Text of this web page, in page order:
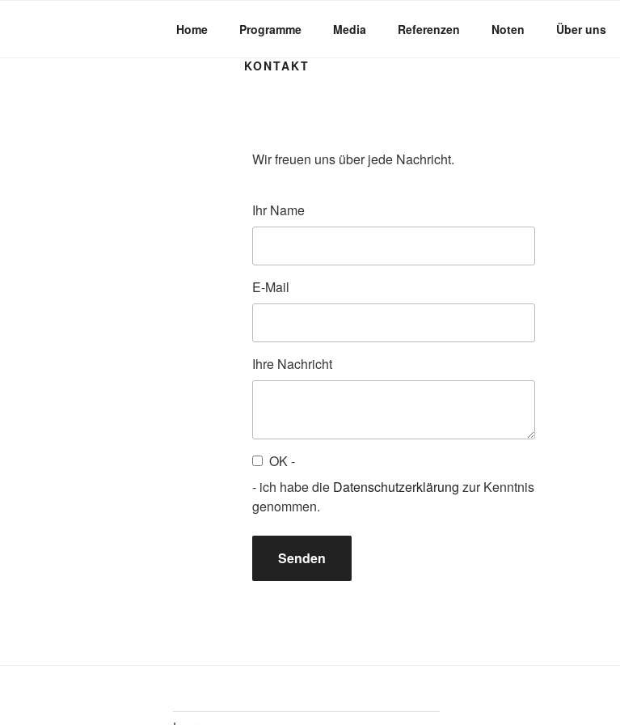
Home Programme Media Referenzen Noten Über uns
KONTAKT
Wir freuen uns über jede Nachricht.
Ihr Name
E-Mail
Ihre Nachricht
OK -
- ich habe die Datenschutzerklärung zur Kenntnis
genommen.
Senden